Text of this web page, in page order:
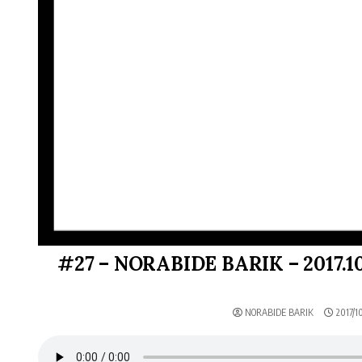
#27 – NORABIDE BARIK –
NORABIDE BARIK 2017/